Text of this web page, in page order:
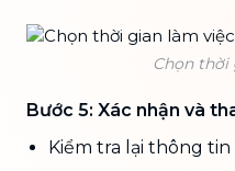
Chọn thời
Bước 5: Xác nhận và
Kiểm tra lại thông